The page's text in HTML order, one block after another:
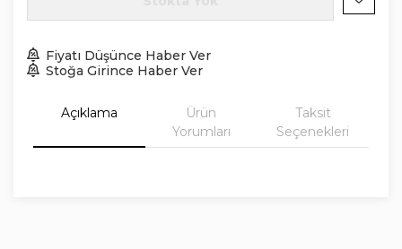
Fiyatı Düşünce Haber Ver
Stoğa Girince Haber Ver
Açıklama
Ürün
Yorumları
Taksit
Seçenekleri